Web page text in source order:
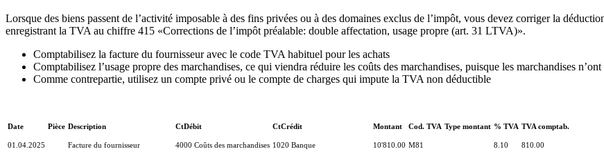
Lorsque des biens passent de l’activité imposable à des fins privées ou à des domaines exclus de l’impôt, vous devez corriger la
enregistrant la TVA au chiffre 415 «Corrections de l’impôt préalable: double affectation, usage propre (art. 31 LTVA)».
Comptabilisez la facture du fournisseur avec le code TVA habituel pour les achats
Comptabilisez l’usage propre des marchandises, ce qui viendra réduire les coûts des marchandises, puisque les marchandises
Comme contrepartie, utilisez un compte privé ou le compte de charges qui impute la TVA non déductible
Date Pièce Description CtDébit CtCrédit Montant Cod. TVA Type montant % TVA TVA comptab.
01.04.2025 Facture du fournisseur 4000 Coûts des marchandises 1020 Banque 10'810.00 M81 8.10 810.00